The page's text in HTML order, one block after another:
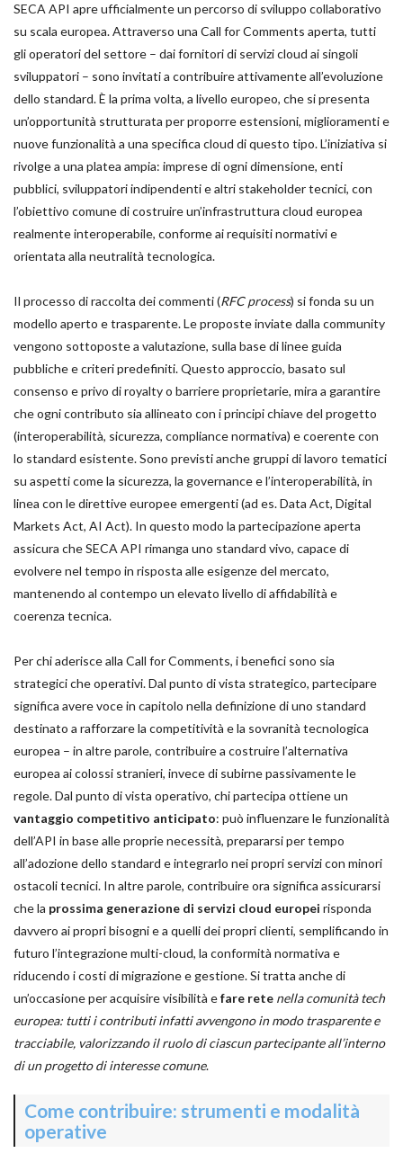
SECA API apre ufficialmente un percorso di sviluppo collaborativo
su scala europea. Attraverso una Call for Comments aperta, tutti
gli operatori del settore – dai fornitori di servizi cloud ai singoli
sviluppatori – sono invitati a contribuire attivamente all’evoluzione
dello standard. È la prima volta, a livello europeo, che si presenta
un’opportunità strutturata per proporre estensioni, miglioramenti e
nuove funzionalità a una specifica cloud di questo tipo. L’iniziativa si
rivolge a una platea ampia: imprese di ogni dimensione, enti
pubblici, sviluppatori indipendenti e altri stakeholder tecnici, con
l’obiettivo comune di costruire un’infrastruttura cloud europea
realmente interoperabile, conforme ai requisiti normativi e
orientata alla neutralità tecnologica.
Il processo di raccolta dei commenti (RFC process) si fonda su un
modello aperto e trasparente. Le proposte inviate dalla community
vengono sottoposte a valutazione, sulla base di linee guida
pubbliche e criteri predefiniti. Questo approccio, basato sul
consenso e privo di royalty o barriere proprietarie, mira a garantire
che ogni contributo sia allineato con i principi chiave del progetto
(interoperabilità, sicurezza, compliance normativa) e coerente con
lo standard esistente. Sono previsti anche gruppi di lavoro tematici
su aspetti come la sicurezza, la governance e l’interoperabilità, in
linea con le direttive europee emergenti (ad es. Data Act, Digital
Markets Act, AI Act). In questo modo la partecipazione aperta
assicura che SECA API rimanga uno standard vivo, capace di
evolvere nel tempo in risposta alle esigenze del mercato,
mantenendo al contempo un elevato livello di affidabilità e
coerenza tecnica.
Per chi aderisce alla Call for Comments, i benefici sono sia
strategici che operativi. Dal punto di vista strategico, partecipare
significa avere voce in capitolo nella definizione di uno standard
destinato a rafforzare la competitività e la sovranità tecnologica
europea – in altre parole, contribuire a costruire l’alternativa
europea ai colossi stranieri, invece di subirne passivamente le
regole. Dal punto di vista operativo, chi partecipa ottiene un
vantaggio competitivo anticipato: può influenzare le funzionalità
dell’API in base alle proprie necessità, prepararsi per tempo
all’adozione dello standard e integrarlo nei propri servizi con minori
ostacoli tecnici. In altre parole, contribuire ora significa assicurarsi
che la prossima generazione di servizi cloud europei risponda
davvero ai propri bisogni e a quelli dei propri clienti, semplificando in
futuro l’integrazione multi-cloud, la conformità normativa e
riducendo i costi di migrazione e gestione. Si tratta anche di
un’occasione per acquisire visibilità efare rete nella comunità tech
europea: tutti i contributi infatti avvengono in modo trasparente e
tracciabile, valorizzando il ruolo di ciascun partecipante all’interno
di un progetto di interesse comune.
Come contribuire: strumenti e modalità
operative